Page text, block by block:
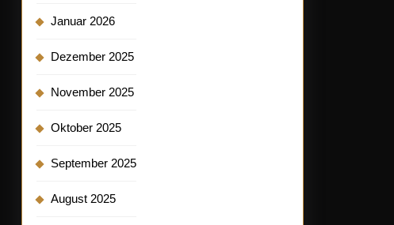
Januar 2026
Dezember 2025
November 2025
Oktober 2025
September 2025
August 2025